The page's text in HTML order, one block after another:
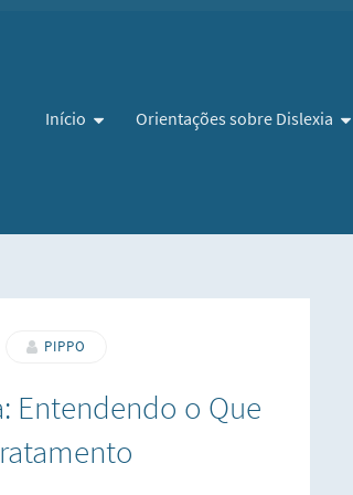
Pular para o conteúdo
Início Orientações sobre Dislexia
PIPPO
Entendendo o Que